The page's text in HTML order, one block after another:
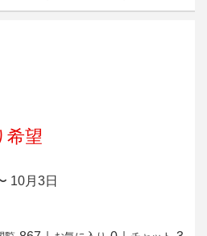
希望
10月3日